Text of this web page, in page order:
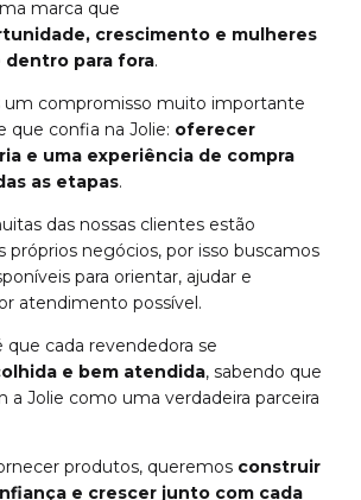
marca que
crescimento e mulheres
dentro para fora.
compromisso muito importante
que confia na Jolie: oferecer
e uma experiência de compra
as etapas.
das nossas clientes estão
próprios negócios, por isso buscamos
para orientar, ajudar e
atendimento possível.
que cada revendedora se
e bem atendida, sabendo que
a Jolie como uma verdadeira parceira
produtos, queremos construir
e crescer junto com cada